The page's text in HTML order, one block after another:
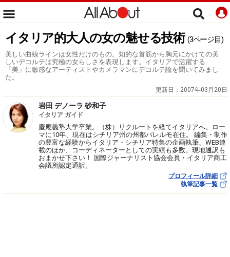
イタリア的大人の女の魅せる技術 (3ページ目)
美しい曲線ラインは女性だけのもの。知的な首筋から胸元にかけての美
しいデコルテは究極の女らしさを表現します。イタリアで活躍する
「美」に敏感なアーティストやカメラマンにデコルテ論を聞いてみまし
た。
更新日： 2007年03月20日
岩田 デノーラ 砂和子
イタリア ガイド
慶應義塾大学卒業。（株）リクルートを経てイタリアへ。ロー
マに10年、現在はシチリア州の州都パレルモ在住。 編集・制作
の豊富な経験からイタリア・シチリア特集の企画執筆、WEB連
載のほか、コーディネーターとしての実績も多数。現地通訳も
おまかせ下さい！ 国際ジャーナリスト協会会員・イタリア商工
会議所認定通訳。
プロフィール詳細
執筆記事一覧